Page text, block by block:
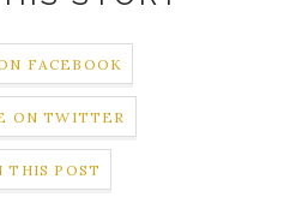
FACEBOOK
ON TWITTER
THIS POST